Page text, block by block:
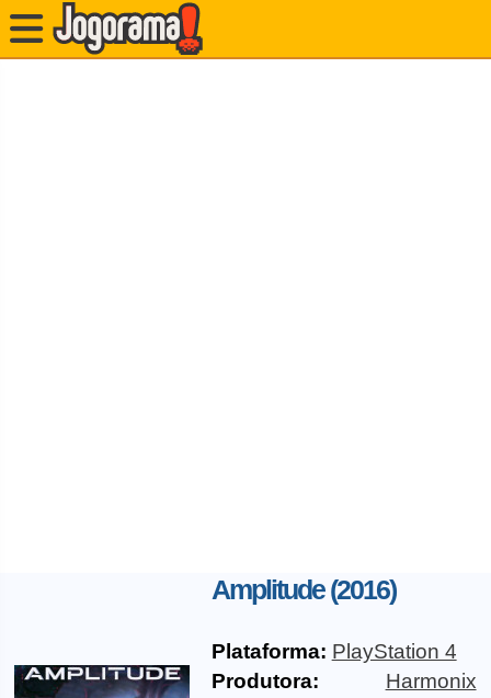
Amplitude (2016)
Plataforma: PlayStation 4
Produtora:
Harmonix